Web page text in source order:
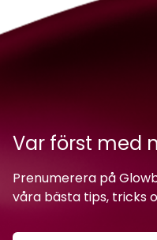
Var först med
Prenumerera på
våra bästa tips, tricks